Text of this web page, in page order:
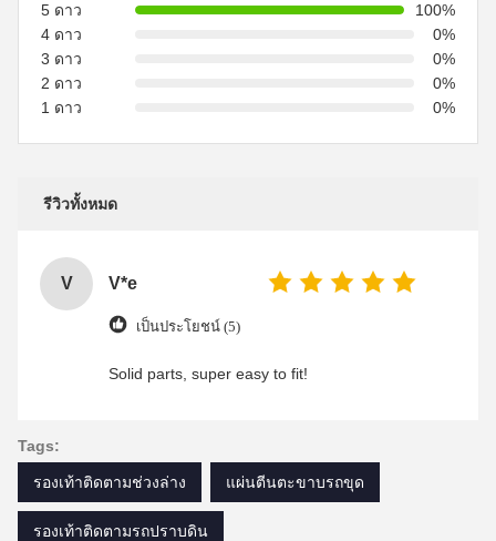
5 ดาว
100%
4 ดาว
0%
3 ดาว
0%
2 ดาว
0%
1 ดาว
0%
รีวิวทั้งหมด
V V*e
เป็นประโยชน์ (5)
Solid parts, super easy to fit!
Tags:
รองเท้าติดตามช่วงล่าง แผ่นตีนตะขาบรถขุด
รองเท้าติดตามรถปราบดิน